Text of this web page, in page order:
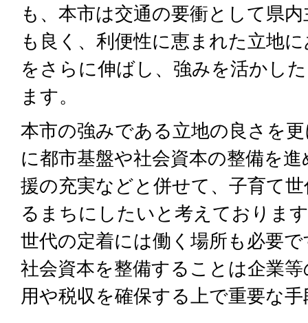
も、本市は交通の要衝として県
も良く、利便性に恵まれた立地
をさらに伸ばし、強みを活かし
ます。
本市の強みである立地の良さを
に都市基盤や社会資本の整備を
援の充実などと併せて、子育て
るまちにしたいと考えておりま
世代の定着には働く場所も必要
社会資本を整備することは企業
用や税収を確保する上で重要な